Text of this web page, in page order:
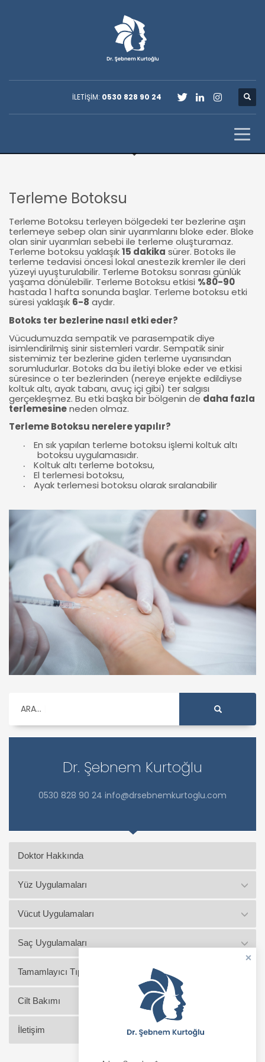
İLETİŞİM: 0530 828 90 24
Terleme Botoksu
Terleme Botoksu terleyen bölgedeki ter bezlerine aşırı
terlemeye sebep olan sinir uyarımlarını bloke eder. Bloke
olan sinir uyarımları sebebi ile terleme oluşturamaz.
Terleme botoksu yaklaşık15 dakika sürer. Botoks ile
terleme tedavisi öncesi lokal anestezik kremler ile deri
yüzeyi uyuşturulabilir. Terleme Botoksu sonrası günlük
yaşama dönülebilir. Terleme Botoksu etkisi %80-90
hastada 1 hafta sonunda başlar. Terleme botoksu etki
süresi yaklaşık 6-8 aydır.
Botoks ter bezlerine nasıl etki eder?
Vücudumuzda sempatik ve parasempatik diye
isimlendirilmiş sinir sistemleri vardır. Sempatik sinir
sistemimiz ter bezlerine giden terleme uyarısından
sorumludurlar. Botoks da bu iletiyi bloke eder ve etkisi
süresince o ter bezlerinden (nereye enjekte edildiyse
koltuk altı, ayak tabanı, avuç içi gibi) ter salgısı
gerçekleşmez. Bu etki başka bir bölgenin de daha fazla
terlemesineneden olmaz.
Terleme Botoksu nerelere yapılır?
∙
En sık yapılan terleme botoksu işlemi koltuk altı
botoksu uygulamasıdır.
∙ Koltuk altı terleme botoksu,
∙ El terlemesi botoksu,
∙ Ayak terlemesi botoksu olarak sıralanabilir
ARA...
Dr. Şebnem Kurtoğlu
0530 828 90 24 info@drsebnemkurtoglu.com
Doktor Hakkında
Yüz Uygulamaları
Vücut Uygulamaları
Saç Uygulamaları
Tamamlayıcı Tıp Uygulamaları
Cilt Bakımı
İletişim